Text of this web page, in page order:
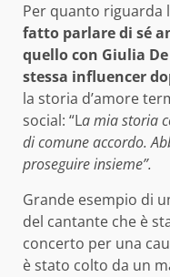
Per quanto riguarda
fatto parlare di sé
quello con Giulia
stessa influencer
la storia d’amore
social: “La mia storia
di comune accordo.
proseguire insieme”.
Grande esempio di
del cantante che è
concerto per una
è stato colto da un